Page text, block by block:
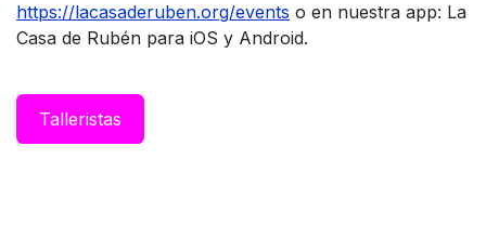
https://lacasaderuben.org/events o en nuestra app: La
Casa de Rubén para iOS y Android.
Taller​istas